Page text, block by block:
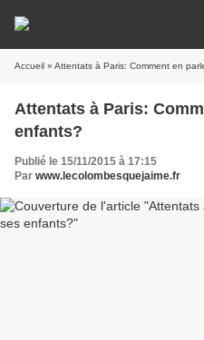
Accueil » Attentats à Paris: Comment en
Attentats à Paris:
enfants?
Publié le 15/11/2015 à 17:15
Par www.lecolombesquejaime.fr